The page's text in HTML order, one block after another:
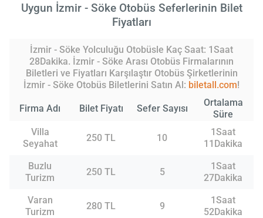
Uygun İzmir - Söke Otobüs Seferlerinin Bilet
Fiyatları
İzmir - Söke Yolculuğu Otobüsle Kaç Saat: 1Saat
28Dakika. İzmir - Söke Arası Otobüs Firmalarının
Biletleri ve Fiyatları Karşılaştır Otobüs Şirketlerinin
İzmir - Söke Otobüs Biletlerini Satın Al: biletall.com!
Firma Adı Bilet Fiyatı Sefer Sayısı
Ortalama
Süre
Villa
Seyahat
250 TL 10
1Saat
11Dakika
Buzlu
Turizm
250 TL 5
1Saat
27Dakika
Varan
Turizm
280 TL 9
1Saat
52Dakika